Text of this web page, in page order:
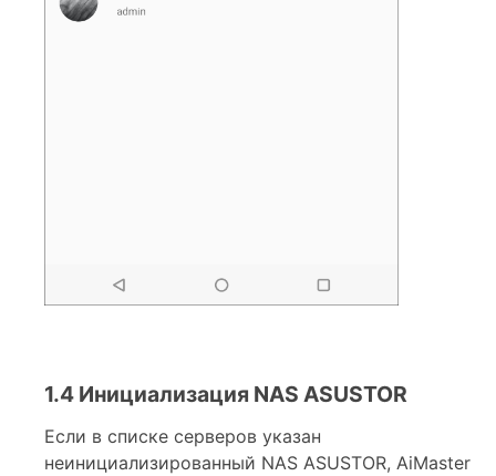
1.4 Инициализация NAS ASUSTOR
Если в списке серверов указан
неинициализированный NAS ASUSTOR, AiMaster